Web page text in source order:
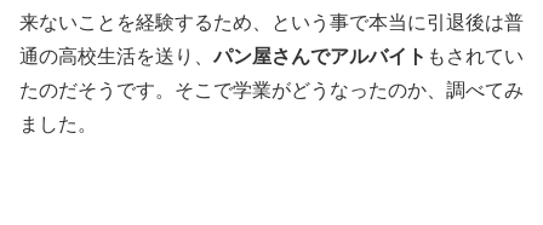
来ないことを経験するため、という事で本当に引退後は普
通の高校生活を送り、パン屋さんでアルバイト もされてい
たのだそうです。そこで学業がどうなったのか、調べてみ
ました。